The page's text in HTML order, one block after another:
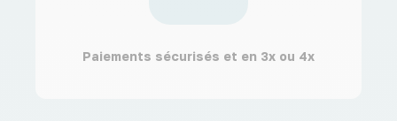
Paiements sécurisés et en 3x ou 4x